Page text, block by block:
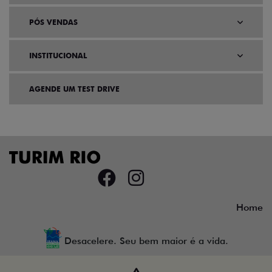
PÓS VENDAS
INSTITUCIONAL
AGENDE UM TEST DRIVE
Home
Desacelere. Seu bem maior é a vida.